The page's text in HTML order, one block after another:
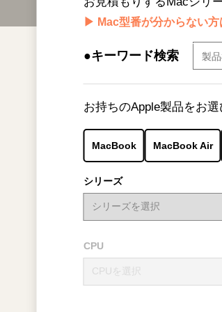
▶ Mac型番が分からない方
●キーワード検索
お持ちのApple製品をお
MacBook MacBook Air
シリーズ
CPU